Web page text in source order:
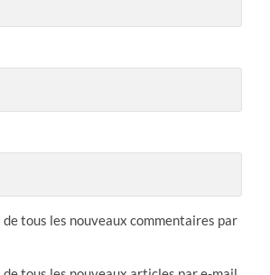
tous les nouveaux commentaires par